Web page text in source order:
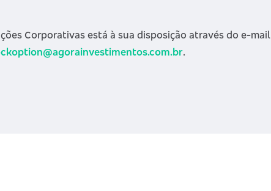
Corporativas está à sua disposição através do e-mail
.